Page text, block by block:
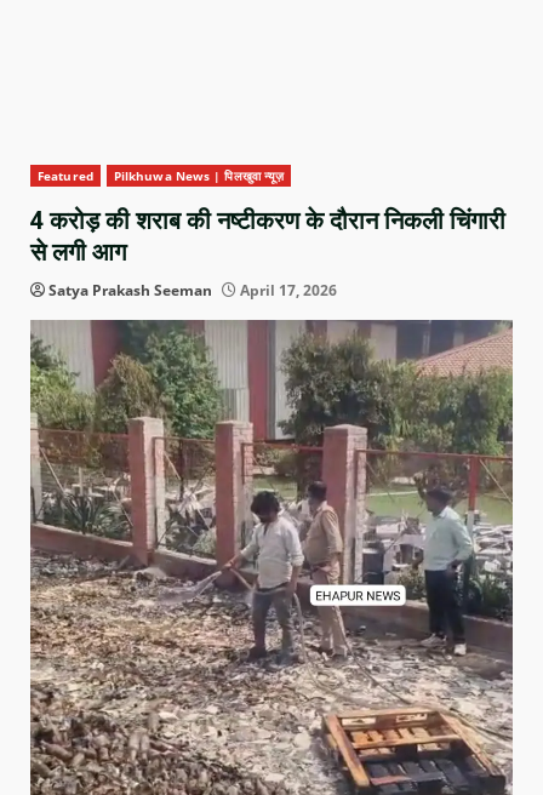
Featured Pilkhuwa News | पिलखुवा न्यूज़
4 करोड़ की शराब की नष्टीकरण के दौरान निकली चिंगारी
से लगी आग
Satya Prakash Seeman April 17, 2026